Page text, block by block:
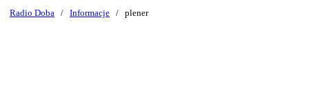
Radio Doba / Informacje / plener